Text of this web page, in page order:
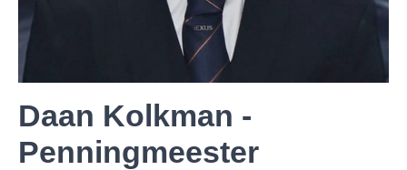
Daan Kolkman -
Penningmeester